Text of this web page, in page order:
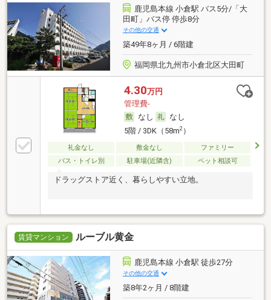
鹿児島本線 小倉駅 バス5分/「大
田町」バス停 停歩8分
その他の交通
築49年8ヶ月 / 6階建
福岡県北九州市小倉北区大田町
4.30万円
管理費-
なし
なし
5階 / 3DK（58m2）
礼金なし 敷金なし
ファミリー
バス・トイレ別
駐車場(近隣含) ペット相談可
ドラッグストア近く、暮らしやすい立地。
賃貸マンション ルーブル黄金
鹿児島本線 小倉駅 徒歩27分
その他の交通
築8年2ヶ月 / 8階建